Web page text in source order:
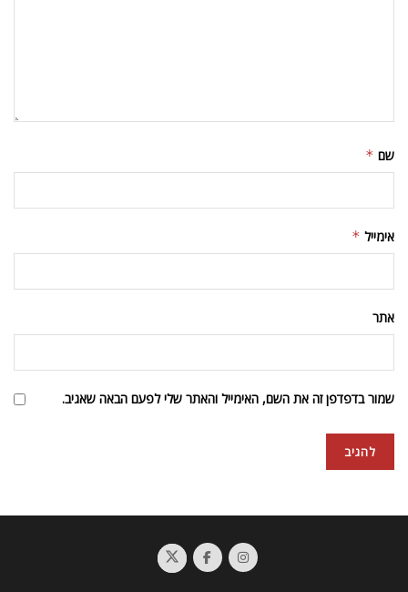
שם *
אימייל *
אתר
שמור בדפדפן זה את השם, האימייל והאתר שלי לפעם הבאה שאגיב.